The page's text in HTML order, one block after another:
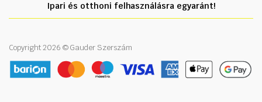
Ipari és otthoni felhasználásra egyaránt!
Copyright 2026 © Gauder Szerszám